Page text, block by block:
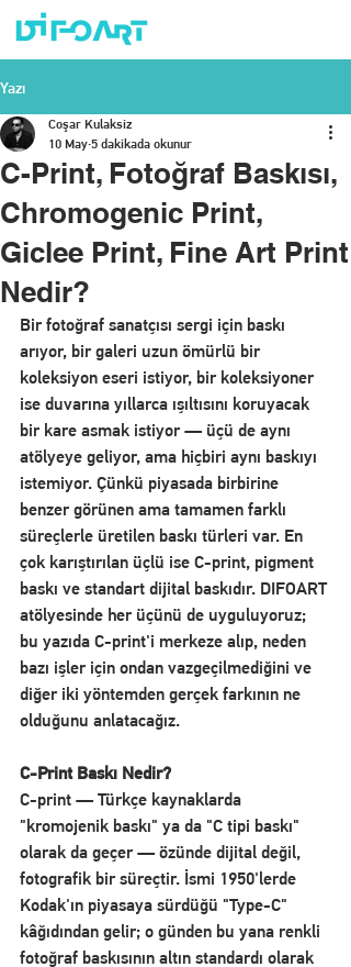
Yazı
C-Print, Fotoğraf Baskısı,
Chromogenic Print,
Giclee Print, Fine Art Print
Nedir?
Coşar Kulaksiz
10 May 5 dakikada okunur
Bir fotoğraf sanatçısı sergi için baskı
arıyor, bir galeri uzun ömürlü bir
koleksiyon eseri istiyor, bir koleksiyoner
ise duvarına yıllarca ışıltısını koruyacak
bir kare asmak istiyor — üçü de aynı
atölyeye geliyor, ama hiçbiri aynı baskıyı
istemiyor. Çünkü piyasada birbirine
benzer görünen ama tamamen farklı
süreçlerle üretilen baskı türleri var. En
çok karıştırılan üçlü ise C-print, pigment
baskı ve standart dijital baskıdır. DIFOART
atölyesinde her üçünü de uyguluyoruz;
bu yazıda C-print'i merkeze alıp, neden
bazı işler için ondan vazgeçilmediğini ve
diğer iki yöntemden gerçek farkının ne
olduğunu anlatacağız.
C-Print Baskı Nedir?
C-print — Türkçe kaynaklarda
"kromojenik baskı" ya da "C tipi baskı"
olarak da geçer — özünde dijital değil,
fotografik bir süreçtir. İsmi 1950'lerde
Kodak'ın piyasaya sürdüğü "Type-C"
kâğıdından gelir; o günden bu yana renkli
fotoğraf baskısının altın standardı olarak